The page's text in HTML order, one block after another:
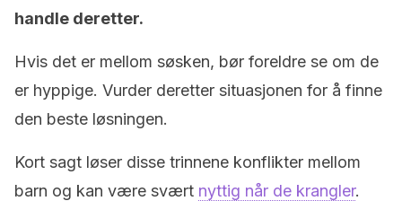
handle deretter.
Hvis det er mellom søsken, bør foreldre se om de
er hyppige. Vurder deretter situasjonen for å finne
den beste løsningen.
Kort sagt løser disse trinnene konflikter mellom
barn og kan være svært nyttig når de krangler.